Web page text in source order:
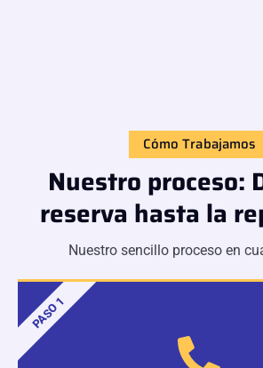
Cómo Trabajamos
Nuestro proceso:
reserva hasta la
Nuestro sencillo proceso en
PASO 1